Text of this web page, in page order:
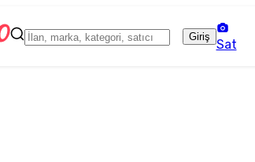
Giriş
Sat